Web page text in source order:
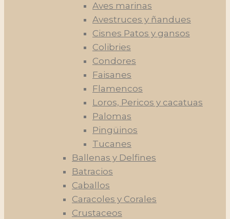
Aves marinas
Avestruces y ñandues
Cisnes Patos y gansos
Colibries
Condores
Faisanes
Flamencos
Loros, Pericos y cacatuas
Palomas
Pingüinos
Tucanes
Ballenas y Delfines
Batracios
Caballos
Caracoles y Corales
Crustaceos